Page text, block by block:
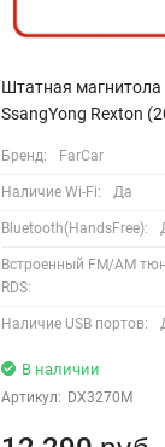
Штатная магнитола
SsangYong Rexton
Бренд: FarCar
Наличие Wi-Fi: Да
Bluetooth(HandsFree):
Встроенный FM/AM
RDS:
Наличие USB портов:
В наличии
Артикул: DX3270M